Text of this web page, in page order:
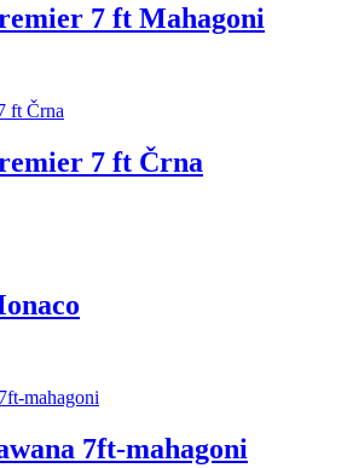
7 ft Mahagoni
7 ft Črna
7ft-mahagoni